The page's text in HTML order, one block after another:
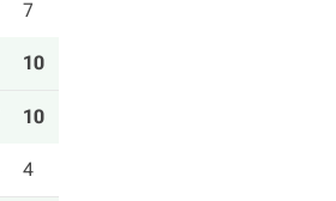
7
10
10
4